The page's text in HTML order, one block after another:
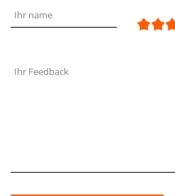
Ihr name
Ihr Feedback